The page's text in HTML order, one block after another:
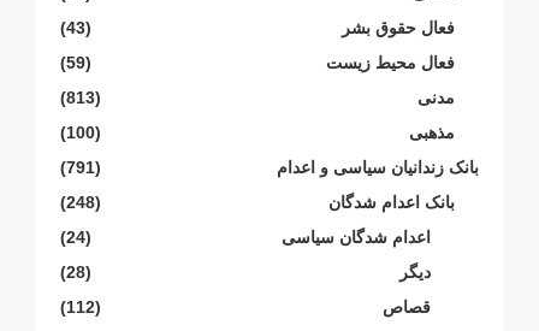
فعال حقوق بشر
(43)
فعال محیط زیست
(59)
مدنی
(813)
مذهبی
(100)
بانک زندانیان سیاسی و اعدام
(791)
بانک اعدام شدگان
(248)
اعدام شدگان سیاسی
(24)
دیگر
(28)
قصاص
(112)